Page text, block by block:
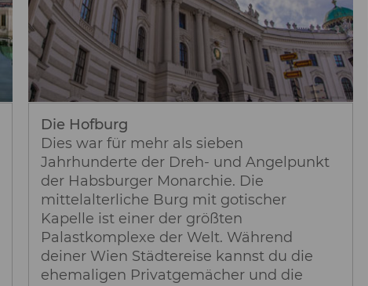
Die Hofburg
Dies war für mehr als sieben
Jahrhunderte der Dreh- und Angelpunkt
der Habsburger Monarchie. Die
mittelalterliche Burg mit gotischer
Kapelle ist einer der größten
Palastkomplexe der Welt. Während
deiner Wien Städtereise kannst du die
ehemaligen Privatgemächer und die